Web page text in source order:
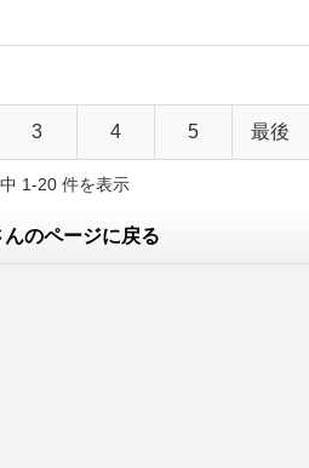
3 4 5 最後
1-20 件を表示
んのページに戻る